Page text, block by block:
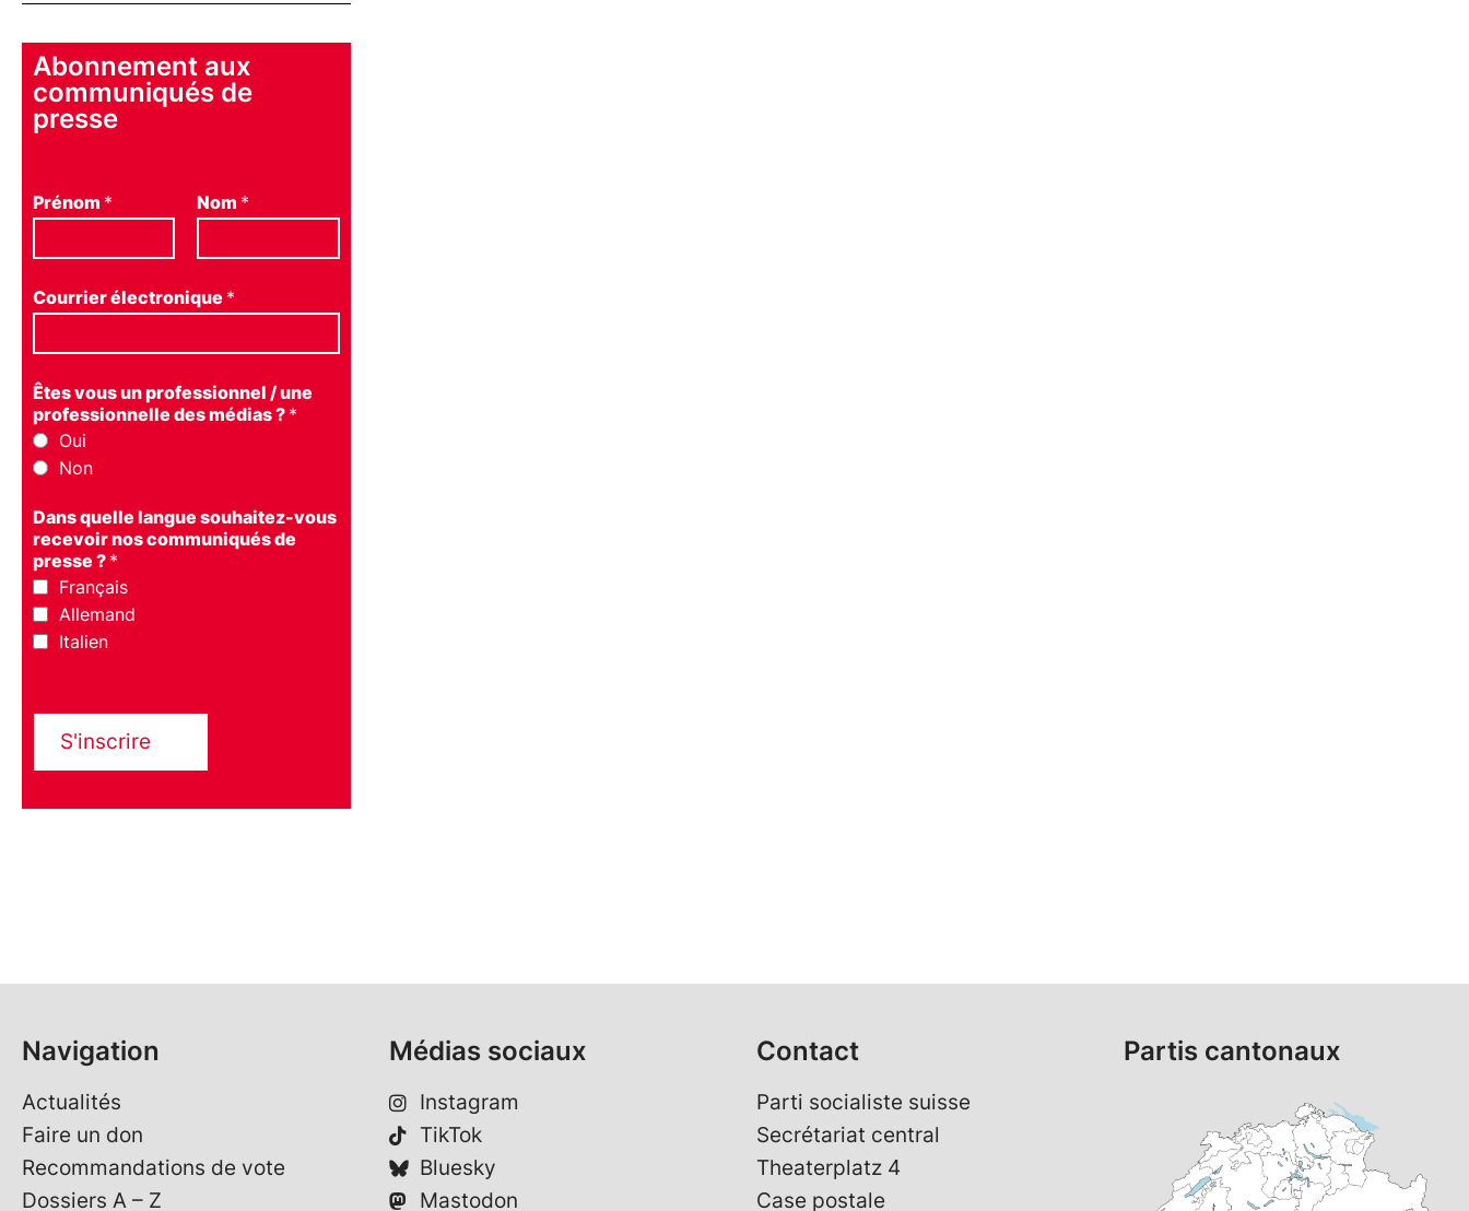
Abonnement aux
communiqués de
presse
Prénom * Nom *
Courrier électronique *
Êtes vous un professionnel / une
professionnelle des médias ? *
Oui
Non
Dans quelle langue souhaitez-vous
recevoir nos communiqués de
presse ? *
Français
Allemand
Italien
S'inscrire
Navigation
Actualités
Faire un don
Recommandations de vote
Dossiers A – Z
Médias sociaux
Instagram
TikTok
Bluesky
Mastodon
Contact
Parti socialiste suisse
Secrétariat central
Theaterplatz 4
Case postale
Partis cantonaux